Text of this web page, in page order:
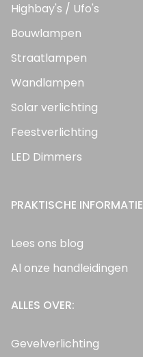
Highbay's / Ufo's
Bouwlampen
Straatlampen
Wandlampen
Solar verlichting
Feestverlichting
LED Dimmers
PRAKTISCHE INFORMATIE
Lees ons blog
Al onze handleidingen
ALLES OVER:
Gevelverlichting